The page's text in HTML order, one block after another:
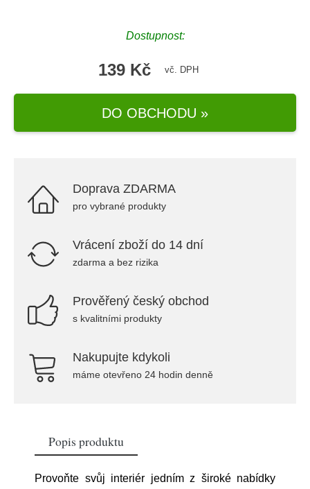
Dostupnost:
139 Kč vč. DPH
DO OBCHODU »
Doprava ZDARMA
pro vybrané produkty
Vrácení zboží do 14 dní
zdarma a bez rizika
Prověřený český obchod
s kvalitními produkty
Nakupujte kdykoli
máme otevřeno 24 hodin denně
Popis produktu
Provoňte svůj interiér jedním z široké nabídky